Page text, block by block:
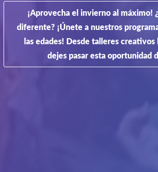
¡Aprovecha el invierno al máximo!
diferente? ¡Únete a nuestros
las edades! Desde talleres
dejes pasar esta